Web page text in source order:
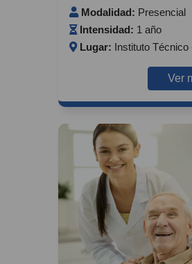
Modalidad: Presencial
Intensidad: 1 año
Lugar: Instituto
Ver